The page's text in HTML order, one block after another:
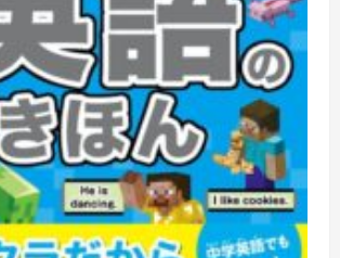
す
完
全
ガ
イ
ド
に
つ
い
て
さ
ら
に
読
む